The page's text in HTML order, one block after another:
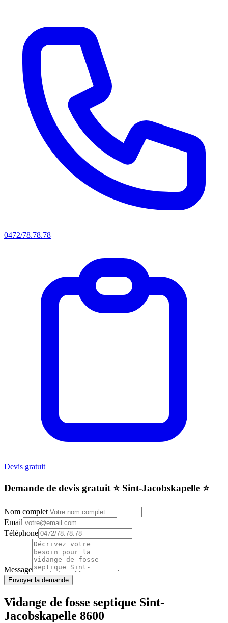
0472/78.78.78
Devis gratuit
Demande de devis gratuit ⭐️ Sint-Jacobskapelle ⭐️
Nom complet
Email
Téléphone
Message
Envoyer la demande
Vidange de fosse septique Sint-
Jacobskapelle 8600